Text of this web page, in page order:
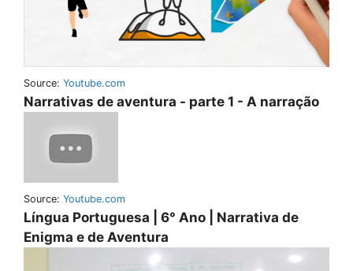
Source: Youtube.com
Narrativas de aventura - parte 1 - A narração
Source: Youtube.com
Língua Portuguesa | 6° Ano | Narrativa de
Enigma e de Aventura